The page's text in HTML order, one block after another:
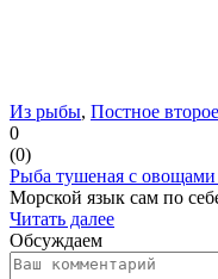
Из рыбы, Постное второе
0
(0)
Рыба тушеная с
Морской язык сам по
Читать далее
Обсуждаем